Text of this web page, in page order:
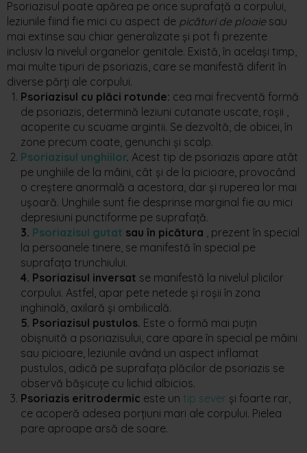
Psoriazisul poate apărea pe orice suprafață a corpului,
leziunile fiind fie mici cu aspect de picături de ploaiesau
mai extinse sau chiar generalizate și pot fi prezente
inclusiv la nivelul organelor genitale. Există, în același timp,
mai multe tipuri de psoriazis, care se manifestă diferit în
diverse părți ale corpului.
Psoriazisul cu plăci rotunde: cea mai frecventă formă
de psoriazis, determină leziuni cutanate uscate, roșii ,
acoperite cu scuame argintii. Se dezvoltă, de obicei, în
zone precum coate, genunchi și scalp.
Psoriazisul unghiilor. Acest tip de psoriazis apare atât
pe unghiile de la mâini, cât și de la picioare, provocând
o creștere anormală a acestora, dar și ruperea lor mai
ușoară. Unghiile sunt fie desprinse marginal fie au mici
depresiuni punctiforme pe suprafață.
3. Psoriazisul gutat sau în picătura , prezent în special
la persoanele tinere, se manifestă în special pe
suprafața trunchiului.
4. Psoriazisul inversat se manifestă la nivelul plicilor
corpului. Astfel, apar pete netede și roșii în zona
inghinală, axilară și ombilicală.
5. Psoriazisul pustulos. Este o formă mai puțin
obișnuită a psoriazisului, care apare în special pe mâini
sau picioare, leziunile având un aspect inflamat
pustulos, adică pe suprafața plăcilor de psoriazis se
observă bășicuțe cu lichid albicios.
Psoriazis eritrodermic este un tip sever și foarte rar,
ce acoperă adesea porțiuni mari ale corpului. Pielea
pare aproape arsă de soare.